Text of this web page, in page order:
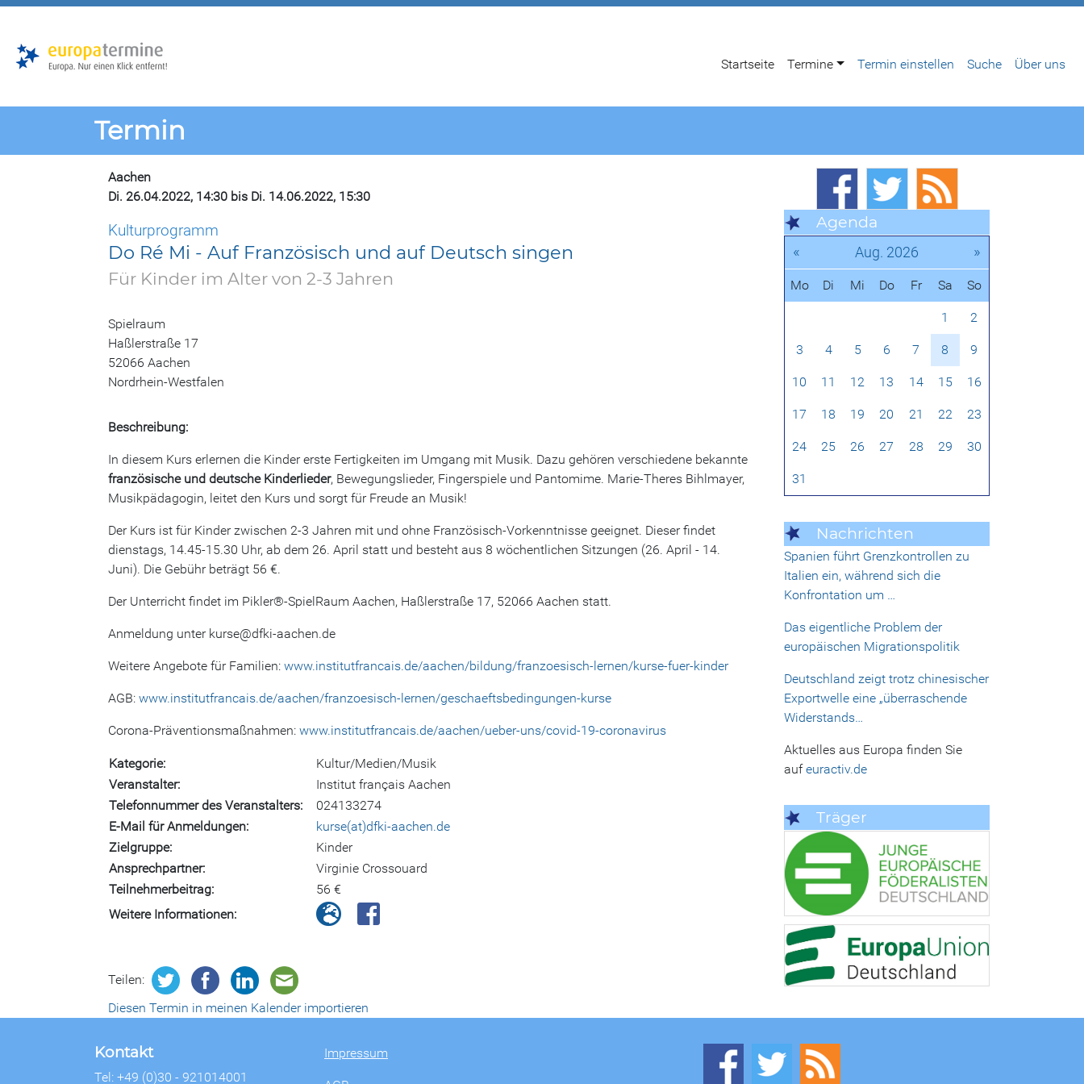
Startseite
Termine Termin einstellen Suche Über uns
Termin
Aachen
Di. 26.04.2022, 14:30 bis Di. 14.06.2022, 15:30
Kulturprogramm
Do Ré Mi - Auf Französisch und auf Deutsch singen
Für Kinder im Alter von 2-3 Jahren
Spielraum
Haßlerstraße 17
52066 Aachen
Nordrhein-Westfalen
Beschreibung:
In diesem Kurs erlernen die Kinder erste Fertigkeiten im Umgang mit Musik. Dazu gehören verschiedene bekannte
französische und deutsche Kinderlieder, Bewegungslieder, Fingerspiele und Pantomime. Marie-Theres Bihlmayer,
Musikpädagogin, leitet den Kurs und sorgt für Freude an Musik!
Der Kurs ist für Kinder zwischen 2-3 Jahren mit und ohne Französisch-Vorkenntnisse geeignet. Dieser findet
dienstags, 14.45-15.30 Uhr, ab dem 26. April statt und besteht aus 8 wöchentlichen Sitzungen (26. April - 14.
Juni). Die Gebühr beträgt 56 €.
Der Unterricht findet im Pikler®-SpielRaum Aachen, Haßlerstraße 17, 52066 Aachen statt.
Anmeldung unter kurse@dfki-aachen.de
Weitere Angebote für Familien: www.institutfrancais.de/aachen/bildung/franzoesisch-lernen/kurse-fuer-kinder
AGB: www.institutfrancais.de/aachen/franzoesisch-lernen/geschaeftsbedingungen-kurse
Corona-Präventionsmaßnahmen: www.institutfrancais.de/aachen/ueber-uns/covid-19-coronavirus
Kategorie
Kultur/Medien/Musik
Veranstalter
Institut français Aachen
Telefonnummer des Veranstalters
024133274
E-Mail für Anmeldungen
kurse(at)dfki-aachen.de
Zielgruppe
Kinder
Ansprechpartner
Virginie Crossouard
Teilnehmerbeitrag
56 €
Weitere Informationen
Teilen:
Diesen Termin in meinen Kalender importieren
Agenda
« Aug. 2026 »
Mo Di Mi Do Fr Sa So
1 2
3 4 5 6 7 8 9
10 11 12 13 14 15 16
17 18 19 20 21 22 23
24 25 26 27 28 29 30
31
Nachrichten
Spanien führt Grenzkontrollen zu
Italien ein, während sich die
Konfrontation um …
Das eigentliche Problem der
europäischen Migrationspolitik
Deutschland zeigt trotz chinesischer
Exportwelle eine „überraschende
Widerstands…
Aktuelles aus Europa finden Sie
aufeuractiv.de
Träger
Kontakt
Tel: +49 (0)30 - 921014001
Impressum